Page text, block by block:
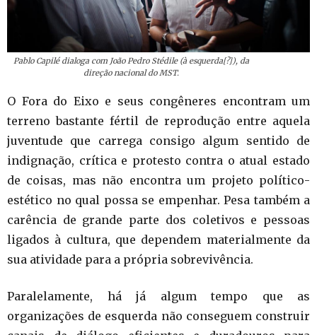
Pablo Capilé dialoga com João Pedro Stédile (à esquerda[?]), da
direção nacional do MST.
O Fora do Eixo e seus congêneres encontram um
terreno bastante fértil de reprodução entre aquela
juventude que carrega consigo algum sentido de
indignação, crítica e protesto contra o atual estado
de coisas, mas não encontra um projeto político-
estético no qual possa se empenhar. Pesa também a
carência de grande parte dos coletivos e pessoas
ligados à cultura, que dependem materialmente da
sua atividade para a própria sobrevivência.
Paralelamente, há já algum tempo que as
organizações de esquerda não conseguem construir